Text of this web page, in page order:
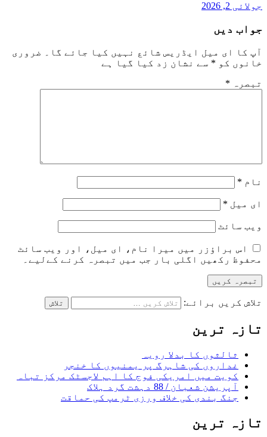
جولائی 2, 2026
جواب دیں
آپ کا ای میل ایڈریس شائع نہیں کیا جائے گا۔
ضروری
خانوں کو * سے نشان زد کیا گیا ہے
تبصرہ *
نام *
ای میل *
ویب‌ سائٹ
اس براؤزر میں میرا نام، ای میل، اور ویب سائٹ
محفوظ رکھیں اگلی بار جب میں تبصرہ کرنے کےلیے۔
تلاش کریں برائے:
تازہ ترین
ثالثوں کا بدلا رویہ
غداروں کی شاہرگ پر یمنیوں کا خنجر
کویت میں امریکی فوج کا اہم لاجسٹک مرکز تباہ
آپریشن شعبان / 88 دہشت گرد ہلاک
جنگ بندی کی خلاف ورزی ٹرمپ کی حماقت
تازہ ترین